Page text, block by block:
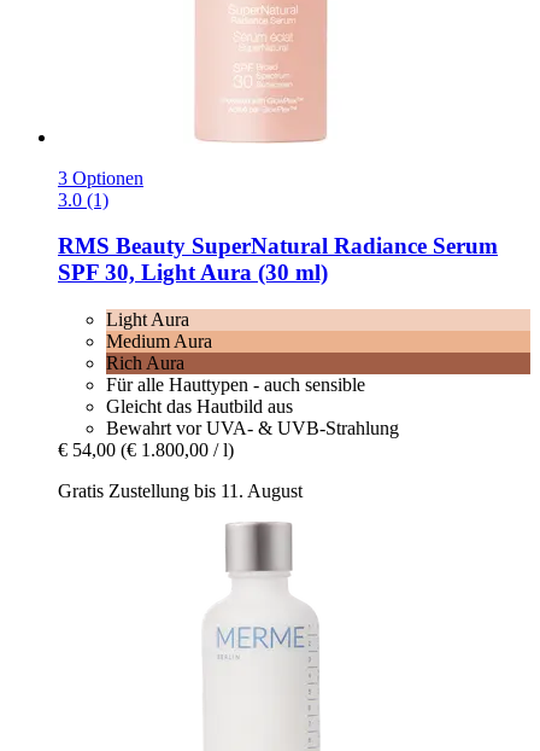
3 Optionen
3.0 (1)
RMS Beauty SuperNatural Radiance Serum
SPF 30, Light Aura (30 ml)
Light Aura
Medium Aura
Rich Aura
Für alle Hauttypen - auch sensible
Gleicht das Hautbild aus
Bewahrt vor UVA- & UVB-Strahlung
€ 54,00 (€ 1.800,00 / l)
Gratis Zustellung bis 11. August